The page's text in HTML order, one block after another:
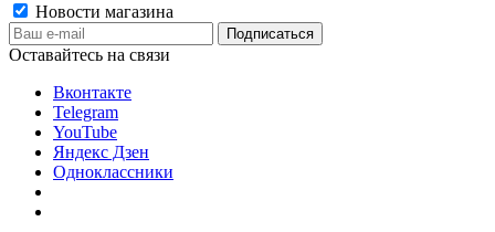
Новости магазина
Оставайтесь на связи
Вконтакте
Telegram
YouTube
Яндекс Дзен
Одноклассники